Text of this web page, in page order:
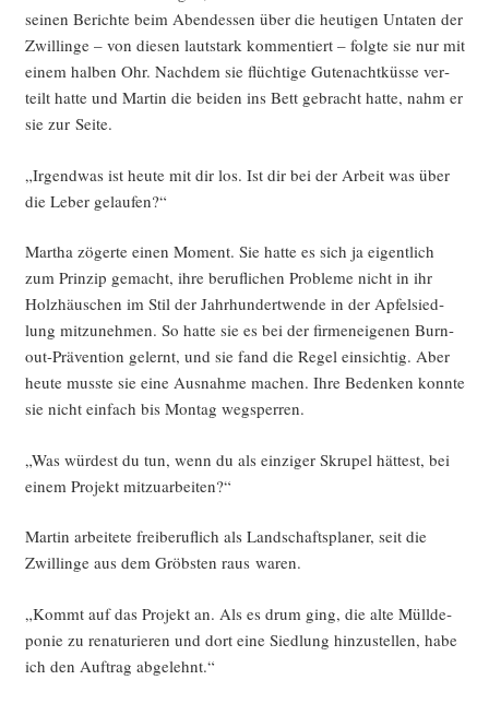
sei­nen Berich­te beim Abend­essen über die heu­ti­gen Unta­ten der
Zwil­lin­ge – von die­sen laut­stark kom­men­tiert – folg­te sie nur mit
einem hal­ben Ohr. Nach­dem sie flüch­ti­ge Gute­nacht­küs­se ver­
teilt hat­te und Mar­tin die bei­den ins Bett gebracht hat­te, nahm er
sie zur Seite.
„Irgend­was ist heu­te mit dir los. Ist dir bei der Arbeit was über
die Leber gelaufen?“
Mar­tha zöger­te einen Moment. Sie hat­te es sich ja eigent­lich
zum Prin­zip gemacht, ihre beruf­li­chen Pro­ble­me nicht in ihr
Holz­häus­chen im Stil der Jahr­hun­dert­wen­de in der Apfel­sied­
lung mit­zu­neh­men. So hat­te sie es bei der fir­men­ei­ge­nen Burn-
out-Prä­ven­ti­on gelernt, und sie fand die Regel ein­sich­tig. Aber
heu­te muss­te sie eine Aus­nah­me machen. Ihre Beden­ken konn­te
sie nicht ein­fach bis Mon­tag wegsperren.
„Was wür­dest du tun, wenn du als ein­zi­ger Skru­pel hät­test, bei
einem Pro­jekt mitzuarbeiten?“
Mar­tin arbei­te­te frei­be­ruf­lich als Land­schafts­pla­ner, seit die
Zwil­lin­ge aus dem Gröbs­ten raus waren.
„Kommt auf das Pro­jekt an. Als es drum ging, die alte Müll­de­
po­nie zu rena­tu­rie­ren und dort eine Sied­lung hin­zu­stel­len, habe
ich den Auf­trag abgelehnt.“